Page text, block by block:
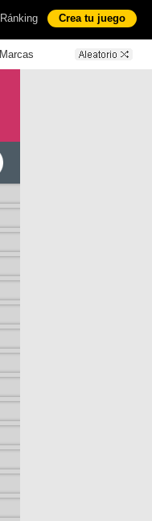
Ránking Crea tu juego
Marcas